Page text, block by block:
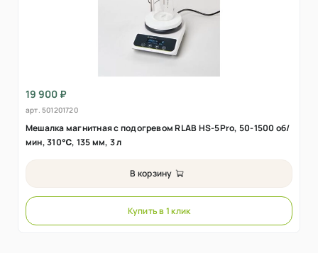
19 900 ₽
арт. 501201720
Мешалка магнитная с подогревом RLAB HS-5Pro, 50-1500 об/
мин, 310℃, 135 мм, 3 л
В корзину
Купить в 1 клик